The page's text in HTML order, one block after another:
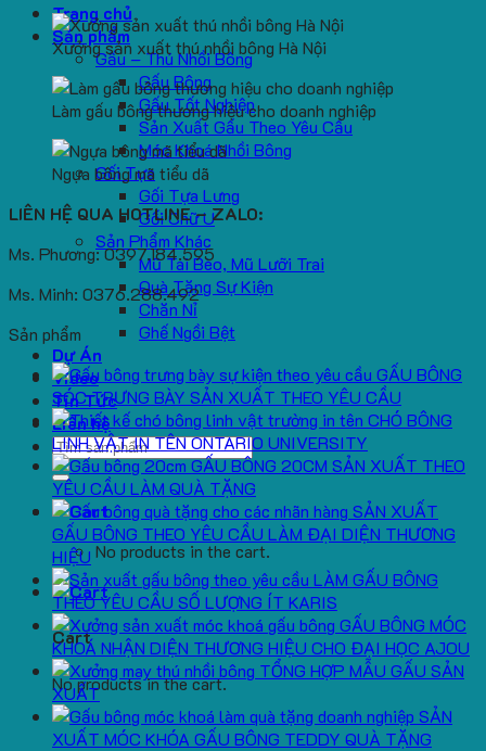
Trang chủ
Sản phẩm
Gấu – Thú Nhồi Bông
Gấu Bông
Gấu Tốt Nghiệp
Sản Xuất Gấu Theo Yêu Cầu
Móc Khoá Nhồi Bông
Gối Tựa
Gối Tựa Lưng
Gối Chữ U
Sản Phẩm Khác
Mũ Tai Bèo, Mũ Lưỡi Trai
Quà Tặng Sự Kiện
Chăn Nỉ
Ghế Ngồi Bệt
Dự Án
Video
Tin Tức
Liên hệ
Search
for:
No products in the cart.
Cart
No products in the cart.
Xưởng sản xuất thú nhồi bông Hà Nội
Làm gấu bông thương hiệu cho doanh nghiệp
Ngựa bông mã tiểu dã
LIÊN HỆ QUA HOTLINE – ZALO:
Ms. Phương: 0397.184.595
Ms. Minh: 0376.288.492
Sản phẩm
GẤU BÔNG
SÓC TRƯNG BÀY SẢN XUẤT THEO YÊU CẦU
CHÓ BÔNG
LINH VẬT IN TÊN ONTARIO UNIVERSITY
GẤU BÔNG 20CM SẢN XUẤT THEO
YÊU CẦU LÀM QUÀ TẶNG
SẢN XUẤT
GẤU BÔNG THEO YÊU CẦU LÀM ĐẠI DIỆN THƯƠNG
HIỆU
LÀM GẤU BÔNG
THEO YÊU CẦU SỐ LƯỢNG ÍT KARIS
GẤU BÔNG MÓC
KHOÁ NHẬN DIỆN THƯƠNG HIỆU CHO ĐẠI HỌC AJOU
TỔNG HỢP MẪU GẤU SẢN
XUẤT
SẢN
XUẤT MÓC KHÓA GẤU BÔNG TEDDY QUÀ TẶNG